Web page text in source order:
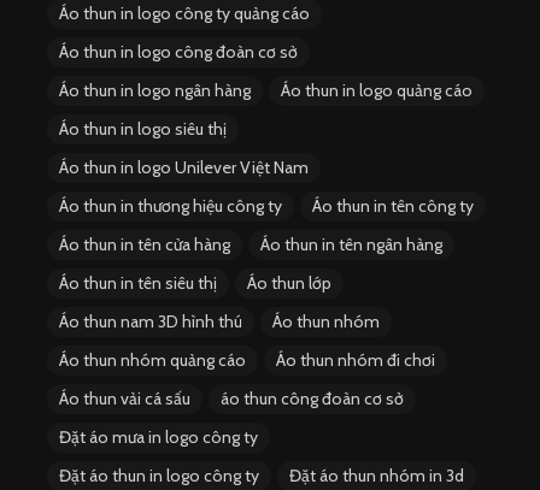
Áo thun in logo công ty quảng cáo
Áo thun in logo công đoàn cơ sở
Áo thun in logo ngân hàng
Áo thun in logo quảng cáo
Áo thun in logo siêu thị
Áo thun in logo Unilever Việt Nam
Áo thun in thương hiệu công ty
Áo thun in tên công ty
Áo thun in tên cửa hàng
Áo thun in tên ngân hàng
Áo thun in tên siêu thị
Áo thun lớp
Áo thun nam 3D hình thú
Áo thun nhóm
Áo thun nhóm quảng cáo
Áo thun nhóm đi chơi
Áo thun vải cá sấu
áo thun công đoàn cơ sở
Đặt áo mưa in logo công ty
Đặt áo thun in logo công ty
Đặt áo thun nhóm in 3d